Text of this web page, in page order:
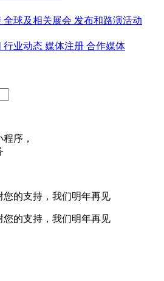
全球及相关展会 发布和路演活动
行业动态 媒体注册 合作媒体
序，
的支持，我们明年再见
的支持，我们明年再见